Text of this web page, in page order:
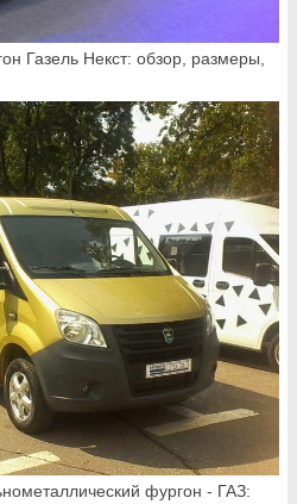
Газель Некст: обзор, размеры,
фургон - ГАЗ: